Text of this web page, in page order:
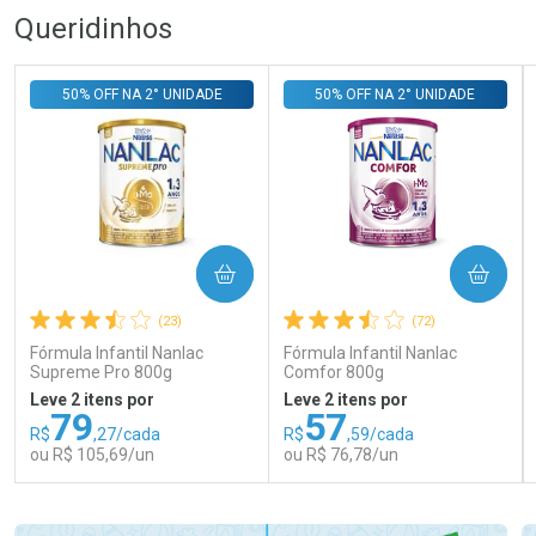
Queridinhos
(23)
Fórmula Infantil Nanlac
Supreme Pro 800g
50% OFF NA 2° UNIDADE
Leve 2 itens por
R$79,27/cada
ou R$ 105,69/un
COMPRAR
(72)
Fórmula Infantil Nanlac
Comfor 800g
50% OFF NA 2° UNIDADE
Leve 2 itens por
R$57,59/cada
ou R$ 76,78/un
COMPRAR